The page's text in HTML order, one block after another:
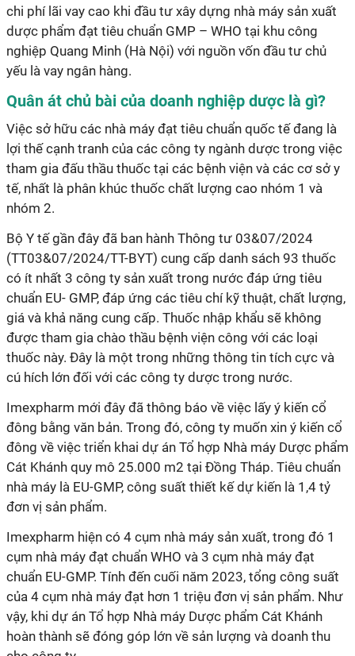
chi phí lãi vay cao khi đầu tư xây dựng nhà máy sản xuất
dược phẩm đạt tiêu chuẩn GMP – WHO tại khu công
nghiệp Quang Minh (Hà Nội) với nguồn vốn đầu tư chủ
yếu là vay ngân hàng.
Quân át chủ bài của doanh nghiệp dược là gì?
Việc sở hữu các nhà máy đạt tiêu chuẩn quốc tế đang là
lợi thế cạnh tranh của các công ty ngành dược trong việc
tham gia đấu thầu thuốc tại các bệnh viện và các cơ sở y
tế, nhất là phân khúc thuốc chất lượng cao nhóm 1 và
nhóm 2.
Bộ Y tế gần đây đã ban hành Thông tư 03&07/2024
(TT03&07/2024/TT-BYT) cung cấp danh sách 93 thuốc
có ít nhất 3 công ty sản xuất trong nước đáp ứng tiêu
chuẩn EU- GMP, đáp ứng các tiêu chí kỹ thuật, chất lượng,
giá và khả năng cung cấp. Thuốc nhập khẩu sẽ không
được tham gia chào thầu bệnh viện công với các loại
thuốc này. Đây là một trong những thông tin tích cực và
cú hích lớn đối với các công ty dược trong nước.
Imexpharm mới đây đã thông báo về việc lấy ý kiến cổ
đông bằng văn bản. Trong đó, công ty muốn xin ý kiến cổ
đông về việc triển khai dự án Tổ hợp Nhà máy Dược phẩm
Cát Khánh quy mô 25.000 m2 tại Đồng Tháp. Tiêu chuẩn
nhà máy là EU-GMP, công suất thiết kế dự kiến là 1,4 tỷ
đơn vị sản phẩm.
Imexpharm hiện có 4 cụm nhà máy sản xuất, trong đó 1
cụm nhà máy đạt chuẩn WHO và 3 cụm nhà máy đạt
chuẩn EU-GMP. Tính đến cuối năm 2023, tổng công suất
của 4 cụm nhà máy đạt hơn 1 triệu đơn vị sản phẩm. Như
vậy, khi dự án Tổ hợp Nhà máy Dược phẩm Cát Khánh
hoàn thành sẽ đóng góp lớn về sản lượng và doanh thu